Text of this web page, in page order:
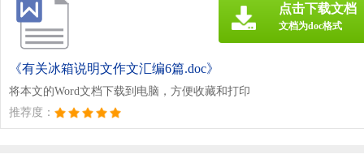
《有关冰箱说明文作文汇编6篇.doc》
将本文的Word文档下载到电脑，方便收藏和打印
推荐度：
点击下载文档
文档为doc格式